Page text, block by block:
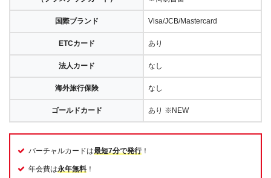
国際ブランド Visa/JCB/Mastercard
ETCカード あり
法人カード なし
海外旅行保険 なし
ゴールドカード あり ※NEW
バーチャルカードは最短7分で発行！
年会費は永年無料 ！